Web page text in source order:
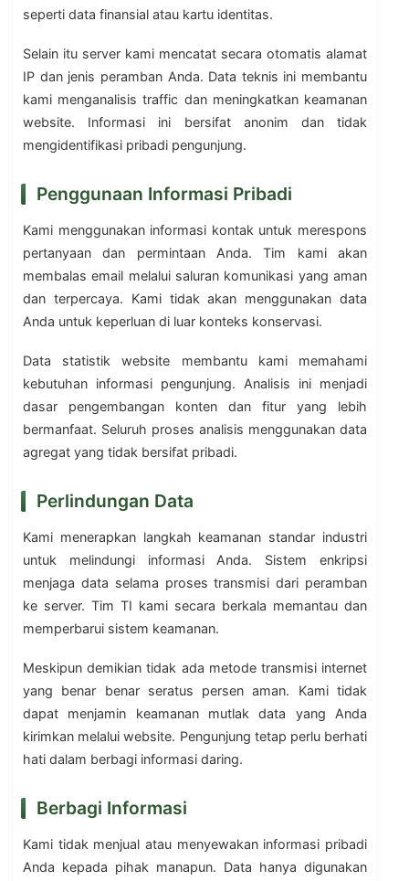
seperti data finansial atau kartu identitas.
Selain itu server kami mencatat secara otomatis alamat
IP dan jenis peramban Anda. Data teknis ini membantu
kami menganalisis traffic dan meningkatkan keamanan
website. Informasi ini bersifat anonim dan tidak
mengidentifikasi pribadi pengunjung.
Penggunaan Informasi Pribadi
Kami menggunakan informasi kontak untuk merespons
pertanyaan dan permintaan Anda. Tim kami akan
membalas email melalui saluran komunikasi yang aman
dan terpercaya. Kami tidak akan menggunakan data
Anda untuk keperluan di luar konteks konservasi.
Data statistik website membantu kami memahami
kebutuhan informasi pengunjung. Analisis ini menjadi
dasar pengembangan konten dan fitur yang lebih
bermanfaat. Seluruh proses analisis menggunakan data
agregat yang tidak bersifat pribadi.
Perlindungan Data
Kami menerapkan langkah keamanan standar industri
untuk melindungi informasi Anda. Sistem enkripsi
menjaga data selama proses transmisi dari peramban
ke server. Tim TI kami secara berkala memantau dan
memperbarui sistem keamanan.
Meskipun demikian tidak ada metode transmisi internet
yang benar benar seratus persen aman. Kami tidak
dapat menjamin keamanan mutlak data yang Anda
kirimkan melalui website. Pengunjung tetap perlu berhati
hati dalam berbagi informasi daring.
Berbagi Informasi
Kami tidak menjual atau menyewakan informasi pribadi
Anda kepada pihak manapun. Data hanya digunakan